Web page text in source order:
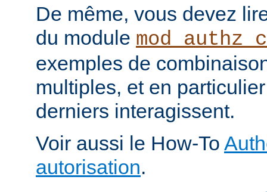
De même, vous devez
du module
exemples de
multiples, et en
derniers interagissent.
Voir aussi le How-To
autorisation.